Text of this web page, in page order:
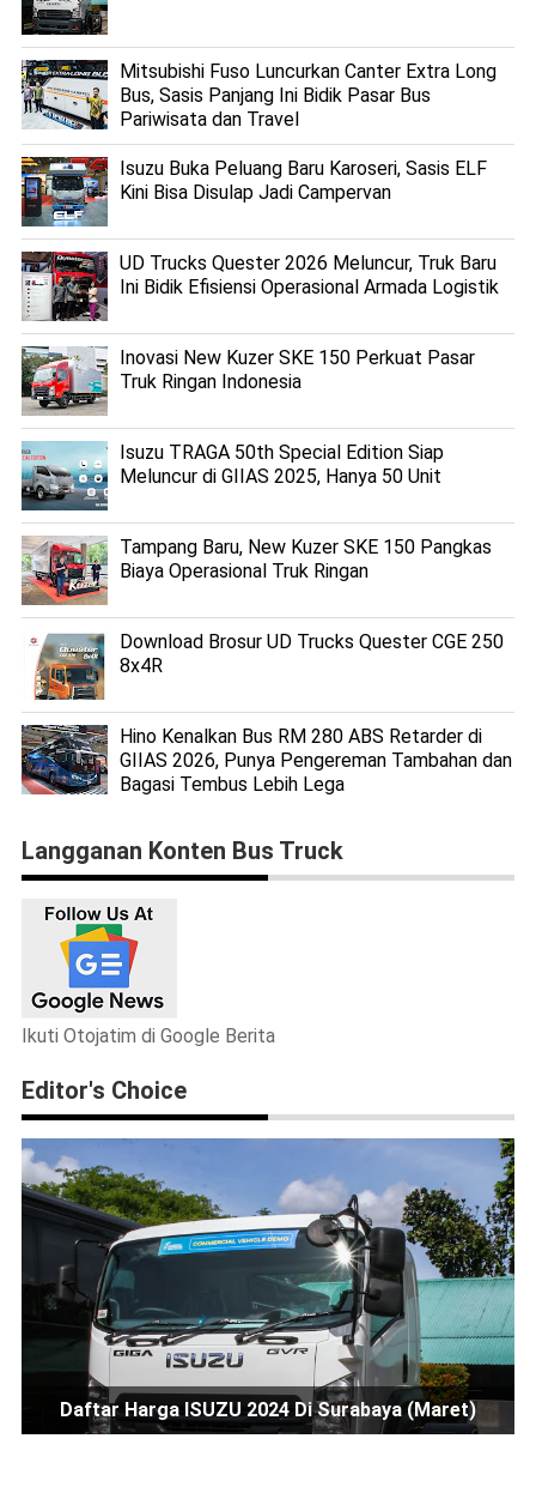
Mitsubishi Fuso Luncurkan Canter Extra Long
Bus, Sasis Panjang Ini Bidik Pasar Bus
Pariwisata dan Travel
Isuzu Buka Peluang Baru Karoseri, Sasis ELF
Kini Bisa Disulap Jadi Campervan
UD Trucks Quester 2026 Meluncur, Truk Baru
Ini Bidik Efisiensi Operasional Armada Logistik
Inovasi New Kuzer SKE 150 Perkuat Pasar
Truk Ringan Indonesia
Isuzu TRAGA 50th Special Edition Siap
Meluncur di GIIAS 2025, Hanya 50 Unit
Tampang Baru, New Kuzer SKE 150 Pangkas
Biaya Operasional Truk Ringan
Download Brosur UD Trucks Quester CGE 250
8x4R
Hino Kenalkan Bus RM 280 ABS Retarder di
GIIAS 2026, Punya Pengereman Tambahan dan
Bagasi Tembus Lebih Lega
Langganan Konten Bus Truck
Ikuti Otojatim di Google Berita
Editor's Choice
Daftar Harga ISUZU 2024 Di Surabaya (Maret)